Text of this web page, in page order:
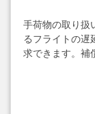
手荷物の取り扱
るフライトの遅
求できます。補